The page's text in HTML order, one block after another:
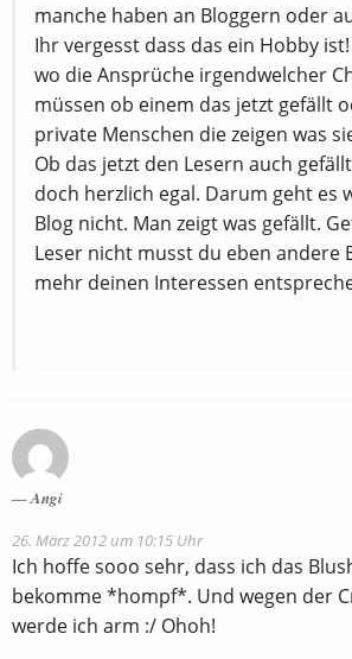
manche haben an Bloggern oder
Ihr vergesst dass das ein Hobby
wo die Ansprüche irgendwelcher
müssen ob einem das jetzt gefällt
private Menschen die zeigen was
Ob das jetzt den Lesern auch
doch herzlich egal. Darum geht es
Blog nicht. Man zeigt was gefällt.
Leser nicht musst du eben andere
mehr deinen Interessen
Angi
26. März 2012 um 10:15 Uhr
Ich hoffe sooo sehr, dass ich das
bekomme *hompf*. Und wegen der
werde ich arm :/ Ohoh!